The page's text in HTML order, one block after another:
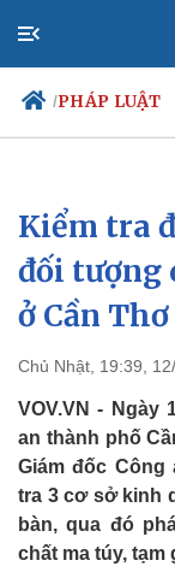
/PHÁP LUẬT
Chính trị
Đảng
Tổ chức nhân sự
Quốc hội
Kiểm tra
đối tượng
ở Cần Thơ
Chủ Nhật, 19:39,
VOV.VN - Ngày
an thành phố
Giám đốc
tra 3 cơ sở kinh
bàn, qua đó
chất ma túy,